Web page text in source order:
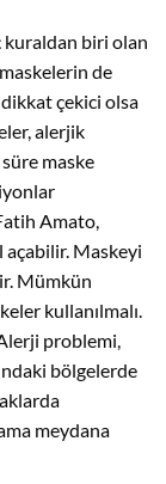
kuraldan biri olan
de
çekici olsa
alerjik
maske
Amato,
açabilir. Maskeyi
Mümkün
kullanılmalı.
problemi,
bölgelerde
meydana